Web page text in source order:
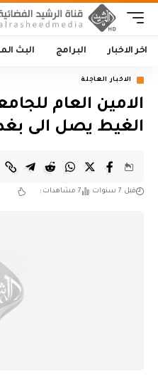
اخر الاخبار البرامج البث
الاخبار العاجلة
الامين العام
الغيط يصل الى
قبل 7 سنوات 7 مشاهدات